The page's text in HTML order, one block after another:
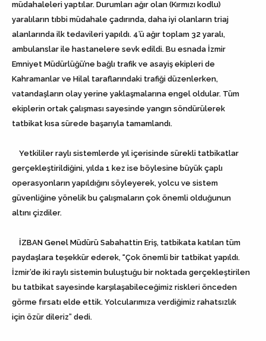
müdahaleleri yaptılar. Durumları ağır olan (Kırmızı kodlu)
yaralıların tıbbi müdahale çadırında, daha iyi olanların triaj
alanlarında ilk tedavileri yapıldı. 4’ü ağır toplam 32 yaralı,
ambulanslar ile hastanelere sevk edildi. Bu esnada İzmir
Emniyet Müdürlüğü’ne bağlı trafik ve asayiş ekipleri de
Kahramanlar ve Hilal taraflarındaki trafiği düzenlerken,
vatandaşların olay yerine yaklaşmalarına engel oldular. Tüm
ekiplerin ortak çalışması sayesinde yangın söndürülerek
tatbikat kısa sürede başarıyla tamamlandı.
Yetkililer raylı sistemlerde yıl içerisinde sürekli tatbikatlar
gerçekleştirildiğini, yılda 1 kez ise böylesine büyük çaplı
operasyonların yapıldığını söyleyerek, yolcu ve sistem
güvenliğine yönelik bu çalışmaların çok önemli olduğunun
altını çizdiler.
İZBAN Genel Müdürü Sabahattin Eriş, tatbikata katılan tüm
paydaşlara teşekkür ederek, “Çok önemli bir tatbikat yapıldı.
İzmir’de iki raylı sistemin buluştuğu bir noktada gerçekleştirilen
bu tatbikat sayesinde karşılaşabileceğimiz riskleri önceden
görme fırsatı elde ettik. Yolcularımıza verdiğimiz rahatsızlık
için özür dileriz” dedi.